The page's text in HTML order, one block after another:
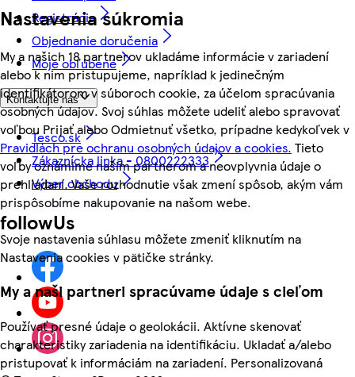
Nastavenia súkromia
My a našich 18 partnerov ukladáme informácie v zariadení
alebo k nim pristupujeme, napríklad k jedinečným
identifikátorom v súboroch cookie, za účelom spracúvania
osobných údajov. Svoj súhlas môžete udeliť alebo spravovať
voľbou Prijať alebo Odmietnuť všetko, prípadne kedykoľvek v
Pravidlách pre ochranu osobných údajov a cookies. Tieto
voľby oznámime našim partnerom a neovplyvnia údaje o
prehliadaní. Vaše rozhodnutie však zmení spôsob, akým vám
prispôsobíme nakupovanie na našom webe.
Svoje nastavenia súhlasu môžete zmeniť kliknutím na
Nastavenia cookies v pätičke stránky.
My a naši partneri spracúvame údaje s cieľom
Používať presné údaje o geolokácii. Aktívne skenovať
charakteristiky zariadenia na identifikáciu. Ukladať a/alebo
pristupovať k informáciám na zariadení. Personalizovaná
Registrácia
Objednanie doručenia
Moje obľúbené
Kontaktujte nás
Tesco.sk
Zákaznícka linka - 0800222333
Výber obchodu
followUs